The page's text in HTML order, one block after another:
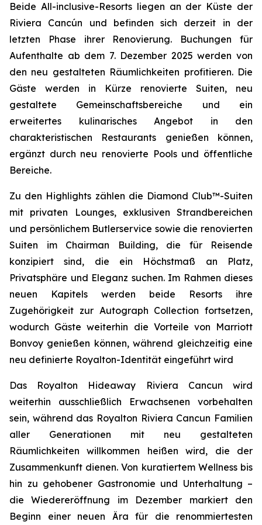
Beide All-inclusive-Resorts liegen an der Küste der
Riviera Cancún und befinden sich derzeit in der
letzten Phase ihrer Renovierung. Buchungen für
Aufenthalte ab dem 7. Dezember 2025 werden von
den neu gestalteten Räumlichkeiten profitieren. Die
Gäste werden in Kürze renovierte Suiten, neu
gestaltete Gemeinschaftsbereiche und ein
erweitertes kulinarisches Angebot in den
charakteristischen Restaurants genießen können,
ergänzt durch neu renovierte Pools und öffentliche
Bereiche.
Zu den Highlights zählen die Diamond Club™-Suiten
mit privaten Lounges, exklusiven Strandbereichen
und persönlichem Butlerservice sowie die renovierten
Suiten im Chairman Building, die für Reisende
konzipiert sind, die ein Höchstmaß an Platz,
Privatsphäre und Eleganz suchen. Im Rahmen dieses
neuen Kapitels werden beide Resorts ihre
Zugehörigkeit zur Autograph Collection fortsetzen,
wodurch Gäste weiterhin die Vorteile von Marriott
Bonvoy genießen können, während gleichzeitig eine
neu definierte Royalton-Identität eingeführt wird
Das Royalton Hideaway Riviera Cancun wird
weiterhin ausschließlich Erwachsenen vorbehalten
sein, während das Royalton Riviera Cancun Familien
aller Generationen mit neu gestalteten
Räumlichkeiten willkommen heißen wird, die der
Zusammenkunft dienen. Von kuratiertem Wellness bis
hin zu gehobener Gastronomie und Unterhaltung –
die Wiedereröffnung im Dezember markiert den
Beginn einer neuen Ära für die renommiertesten